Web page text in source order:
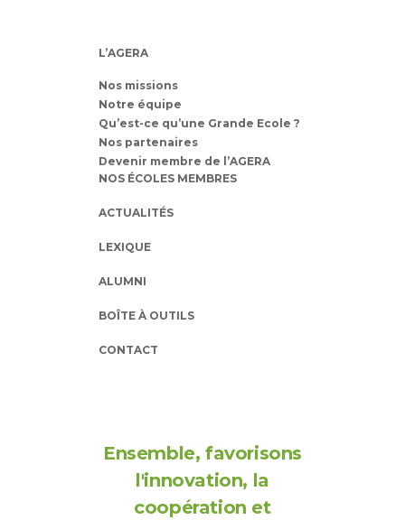
L’AGERA
Nos missions
Notre équipe
Qu’est-ce qu’une Grande Ecole ?
Nos partenaires
Devenir membre de l’AGERA
NOS ÉCOLES MEMBRES
ACTUALITÉS
LEXIQUE
ALUMNI
BOÎTE À OUTILS
CONTACT
Ensemble, favorisons
l'innovation, la
coopération et